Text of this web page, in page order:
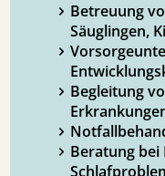
Betreuung
Säuglingen,
Begleitung
Beratung bei